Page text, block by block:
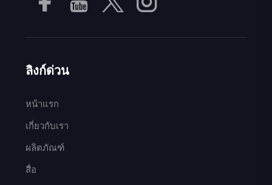
ลิงก์ด่วน
หน้าแรก
เกี่ยวกับเรา
ผลิตภัณฑ์
สื่อ